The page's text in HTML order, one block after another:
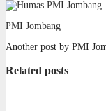
PMI Jombang
Another post by PMI
Related posts